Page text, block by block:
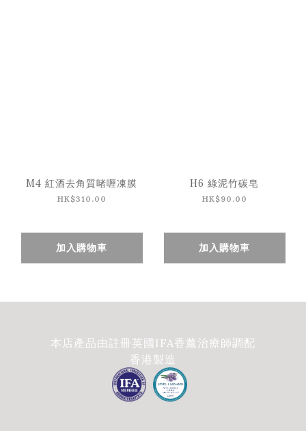
M4 紅酒去角質啫喱凍膜
HK$310.00
加入購物車
H6 綠泥竹碳皂
HK$90.00
加入購物車
本店產品由註冊英國IFA香薰治療師調配
香港製造